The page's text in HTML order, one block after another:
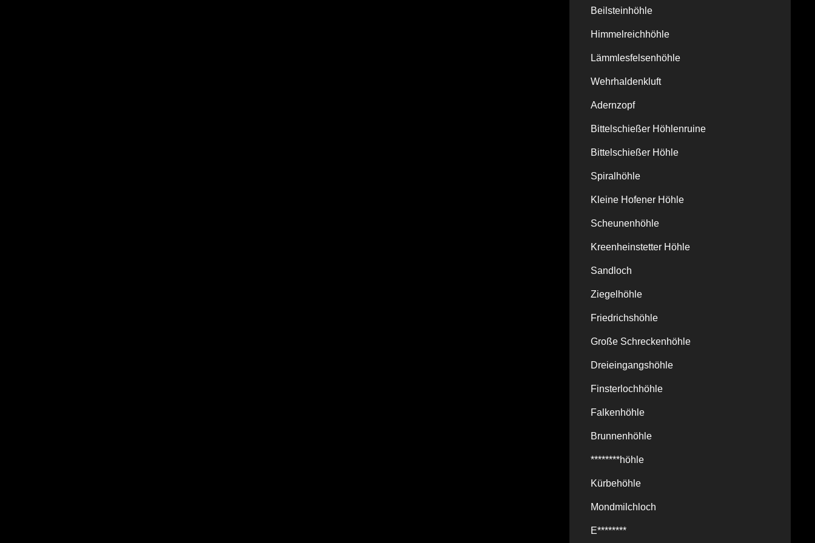
Beilsteinhöhle
Himmelreichhöhle
Lämmlesfelsenhöhle
Wehrhaldenkluft
Adernzopf
Bittelschießer Höhlenruine
Bittelschießer Höhle
Spiralhöhle
Kleine Hofener Höhle
Scheunenhöhle
Kreenheinstetter Höhle
Sandloch
Ziegelhöhle
Friedrichshöhle
Große Schreckenhöhle
Dreieingangshöhle
Finsterlochhöhle
Falkenhöhle
Brunnenhöhle
********höhle
Kürbehöhle
Mondmilchloch
E********